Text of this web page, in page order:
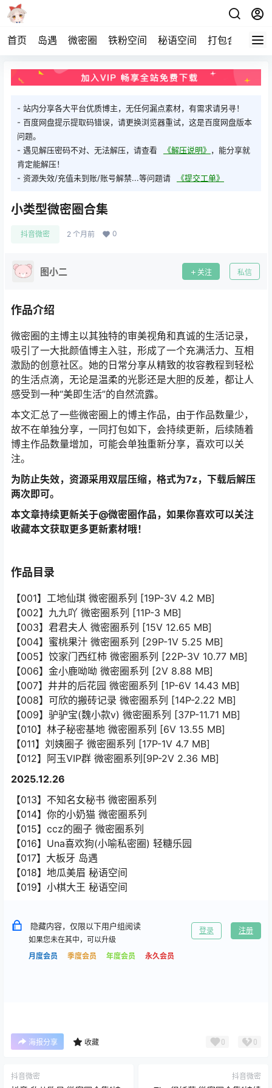
首页 岛遇 微密圈 铁粉空间 秘语空间 打包合集 关
- 站内分享各大平台优质博主，无任何漏点素材，有需求请另寻！
- 百度网盘提示提取码错误，请更换浏览器重试，这是百度网盘版本
问题。
- 遇见解压密码不对、无法解压，请查看
《解压说明》 ，能分享就
肯定能解压！
- 资源失效/充值未到账/账号解禁...等问题请
《提交工单》
小类型微密圈合集
抖音微密 2 个月前 0
图小二 关注 私信
作品介绍
微密圈的主博主以其独特的审美视角和真诚的生活记录，
吸引了一大批颜值博主入驻，形成了一个充满活力、互相
激励的创意社区。她的日常分享从精致的妆容教程到轻松
的生活点滴，无论是温柔的光影还是大胆的反差，都让人
感受到一种“美即生活”的自然流露。
本文汇总了一些微密圈上的博主作品，由于作品数量少，
故不在单独分享，一同打包如下，会持续更新，后续随着
博主作品数量增加，可能会单独重新分享，喜欢可以关
注。
为防止失效，资源采用双层压缩，格式为7z，下载后解压
两次即可。
本文章持续更新关于@微密圈作品，如果你喜欢可以关注
收藏本文获取更多更新素材哦！
作品目录
【001】工地仙琪 微密圈系列 [19P-3V 4.2 MB]
【002】九九吖 微密圈系列 [11P-3 MB]
【003】君君夫人 微密圈系列 [15V 12.65 MB]
【004】蜜桃果汁 微密圈系列 [29P-1V 5.25 MB]
【005】饺家门西红柿 微密圈系列 [22P-3V 10.77 MB]
【006】金小鹿呦呦 微密圈系列 [2V 8.88 MB]
【007】井井的后花园 微密圈系列 [1P-6V 14.43 MB]
【008】可欣的搬砖记录 微密圈系列 [14P-2.22 MB]
【009】驴驴宝(魏小款v) 微密圈系列 [37P-11.71 MB]
【010】林子秘密基地 微密圈系列 [6V 13.55 MB]
【011】刘姨圈子 微密圈系列 [17P-1V 4.7 MB]
【012】阿玉VIP群 微密圈系列[9P-2V 2.36 MB]
2025.12.26
【013】不知名女秘书 微密圈系列
【014】你的小奶猫 微密圈系列
【015】ccz的圈子 微密圈系列
【016】Una喜欢狗(小喻私密圈) 轻糖乐园
【017】大板牙 岛遇
【018】地瓜美眉 秘语空间
【019】小棋大王 秘语空间
隐藏内容，仅限以下用户组阅读
如果您未在其中，可以升级
月度会员
季度会员 年度会员 永久会员
登录 注册
海报分享 收藏 0 0
抖音微密 抖音微密